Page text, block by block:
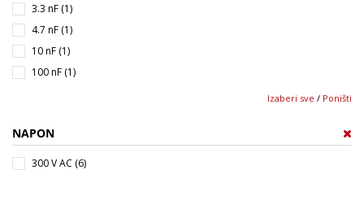
3.3 nF (1)
4.7 nF (1)
10 nF (1)
100 nF (1)
Izaberi sve / Poništi
NAPON
300 V AC (6)